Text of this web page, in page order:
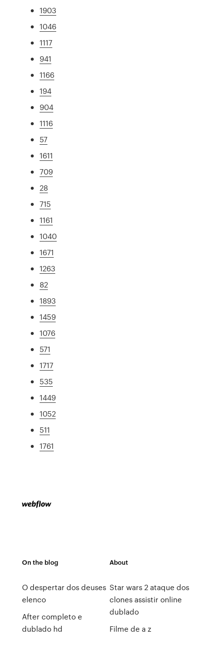
1903
1046
1117
941
1166
194
904
1116
57
1611
709
28
715
1161
1040
1671
1263
82
1893
1459
1076
571
1717
535
1449
1052
511
1761
On the blog
O despertar dos deuses
elenco
After completo e
dublado hd
About
Star wars 2 ataque dos
clones assistir online
dublado
Filme de a z